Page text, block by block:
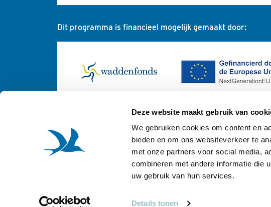
Deze website maakt gebruik van
We gebruiken cookies om content en
bieden en om ons websiteverkeer te
met onze partners voor social media,
combineren met andere informatie die
uw gebruik van hun services.
Details tonen
Dit programma is financieel mogelijk gemaakt door: